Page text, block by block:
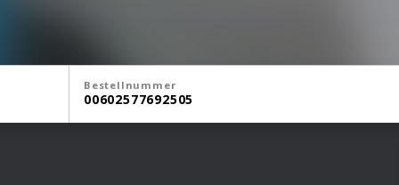
Bestellnummer
00602577692505